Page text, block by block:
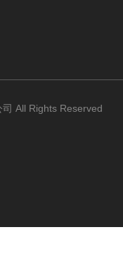
All Rights Reserved